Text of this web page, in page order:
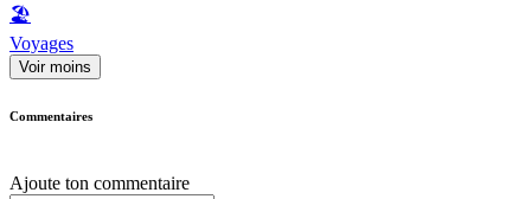
🏖
Voyages
Voir moins
Commentaires
Ajoute ton commentaire